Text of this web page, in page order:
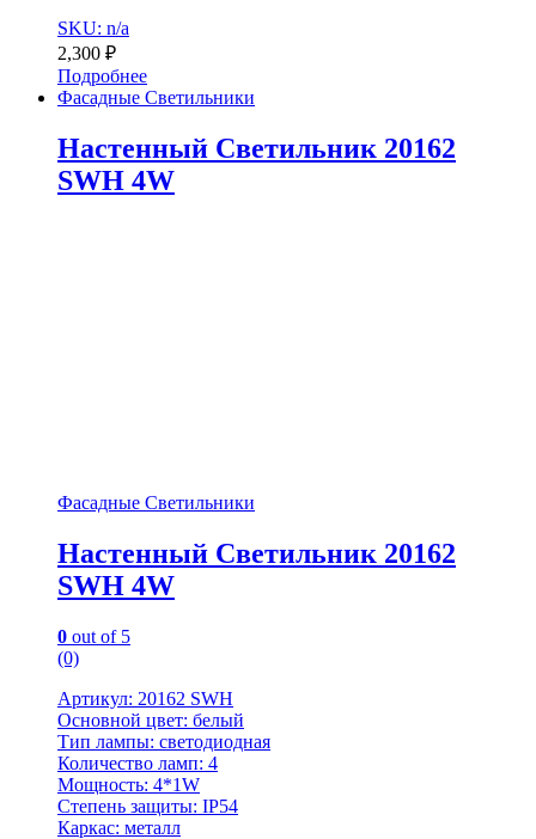
SKU: n/a
2,300 ₽
Подробнее
Фасадные Светильники
Настенный Светильник 20162
SWH 4W
Фасадные Светильники
Настенный Светильник 20162
SWH 4W
0 out of 5
(0)
Артикул: 20162 SWH
Основной цвет: белый
Тип лампы: светодиодная
Количество ламп: 4
Мощность: 4*1W
Степень защиты: IP54
Каркас: металл